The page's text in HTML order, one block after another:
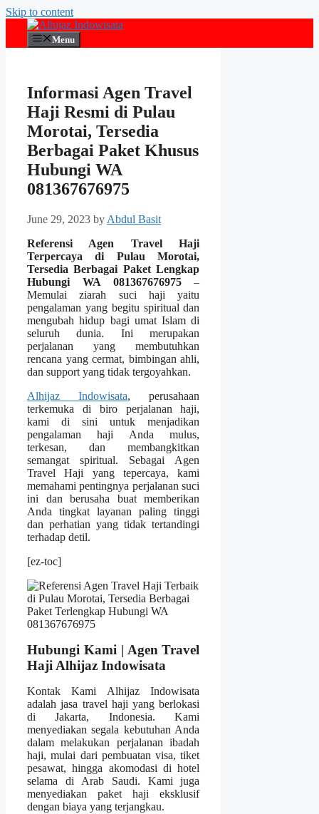
Skip to content
Menu
Informasi Agen Travel
Haji Resmi di Pulau
Morotai, Tersedia
Berbagai Paket Khusus
Hubungi WA
081367676975
June 29, 2023 by Abdul Basit
Referensi Agen Travel Haji
Terpercaya di Pulau Morotai,
Tersedia Berbagai Paket Lengkap
Hubungi WA 081367676975–
Memulai ziarah suci haji yaitu
pengalaman yang begitu spiritual dan
mengubah hidup bagi umat Islam di
seluruh dunia. Ini merupakan
perjalanan yang membutuhkan
rencana yang cermat, bimbingan ahli,
dan support yang tidak tergoyahkan.
Alhijaz Indowisata, perusahaan
terkemuka di biro perjalanan haji,
kami di sini untuk menjadikan
pengalaman haji Anda mulus,
terkesan, dan membangkitkan
semangat spiritual. Sebagai Agen
Travel Haji yang tepercaya, kami
memahami pentingnya perjalanan suci
ini dan berusaha buat memberikan
Anda tingkat layanan paling tinggi
dan perhatian yang tidak tertandingi
terhadap detil.
[ez-toc]
Hubungi Kami | Agen Travel
Haji Alhijaz Indowisata
Kontak Kami Alhijaz Indowisata
adalah jasa travel haji yang berlokasi
di Jakarta, Indonesia. Kami
menyediakan segala kebutuhan Anda
dalam melakukan perjalanan ibadah
haji, mulai dari pembuatan visa, tiket
pesawat, hingga akomodasi di hotel
selama di Arab Saudi. Kami juga
menyediakan paket haji eksklusif
dengan biaya yang terjangkau.